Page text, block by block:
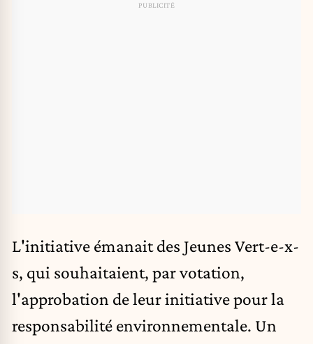
L'initiative émanait des Jeunes Vert-e-x-
s, qui souhaitaient, par votation,
l'approbation de leurinitiative pour la
responsabilité environnementale. Un